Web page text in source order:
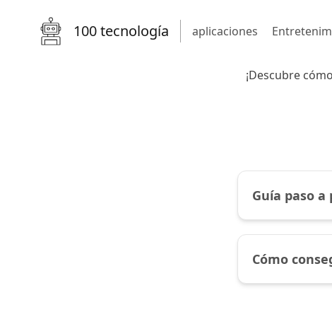
100 tecnología aplicaciones
¡Descubre
Guía paso
Cómo